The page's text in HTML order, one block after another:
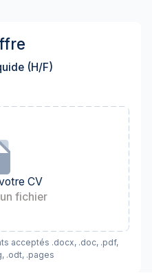
(H/F)
CV
fichier
acceptés .docx, .doc, .pdf,
.odt, .pages